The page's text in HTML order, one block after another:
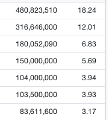
480,823,510 18.24
316,646,000 12.01
180,052,090 6.83
150,000,000 5.69
104,000,000 3.94
103,500,000 3.93
83,611,600 3.17